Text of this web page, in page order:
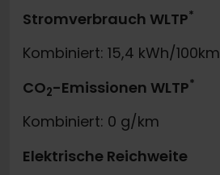
Stromverbrauch WLTP*
Kombiniert: 15,4 kWh/100km
CO2-Emissionen WLTP*
Kombiniert: 0 g/km
Elektrische Reichweite